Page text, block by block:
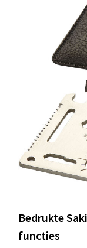
Bedrukte
functies